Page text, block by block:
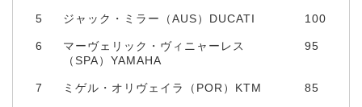
5 ジャック・ミラー（AUS）DUCATI 100
6
マーヴェリック・ヴィニャーレス
（SPA）YAMAHA
95
7 ミゲル・オリヴェイラ（POR）KTM 85